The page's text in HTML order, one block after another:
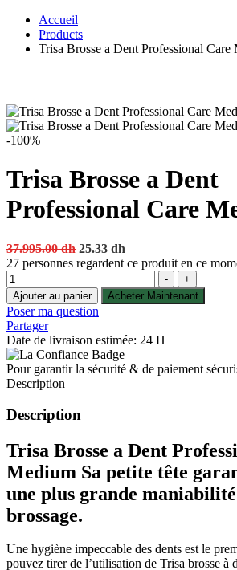
Accueil
Products
Trisa Brosse a Dent Professional Care
-100%
Trisa Brosse a Dent
Professional Care
37.995.00dh Original
price
37.995.00 dh.
25.33 dh
price
25.33 dh.
27 personnes regardent ce produit en ce
Quantité
-
+
Ajouter au panier
Acheter Maintenant
Poser ma question
Partager
Date de livraison estimée: 24 H
Pour garantir la sécurité & de paiement
Description
Description
Trisa Brosse a Dent
Medium Sa petite tête
une plus grande
brossage.
Une hygiène impeccable des dents est le
pouvez tirer de l’utilisation de Trisa brosse à